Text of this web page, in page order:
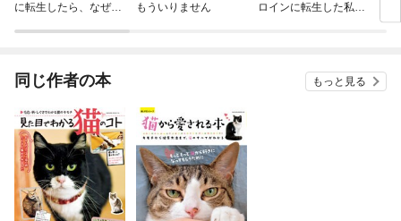
に転生したら、なぜか
もういりません
ロインに転生した私、
同じ作者の本 もっと見る